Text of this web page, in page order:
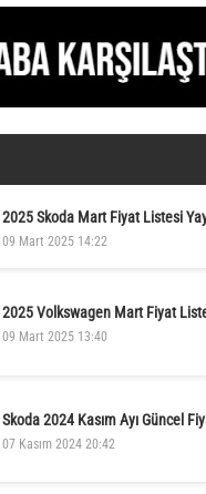
2025 Skoda Mart Fiyat Listesi
09 Mart 2025 14:22
2025 Volkswagen Mart Fiyat
09 Mart 2025 13:40
Skoda 2024 Kasım Ayı Güncel
07 Kasım 2024 20:42